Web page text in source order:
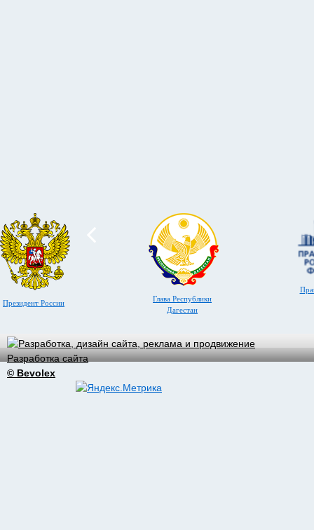
Президент России
Глава Республики
Дагестан
Разработка сайта
© Bevolex